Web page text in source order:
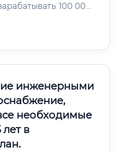
100 000+
инженерными
необходимые
в